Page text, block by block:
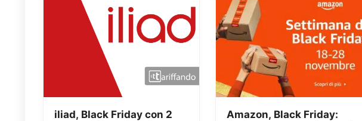
iliad, Black Friday con 2
Amazon, Black Friday: